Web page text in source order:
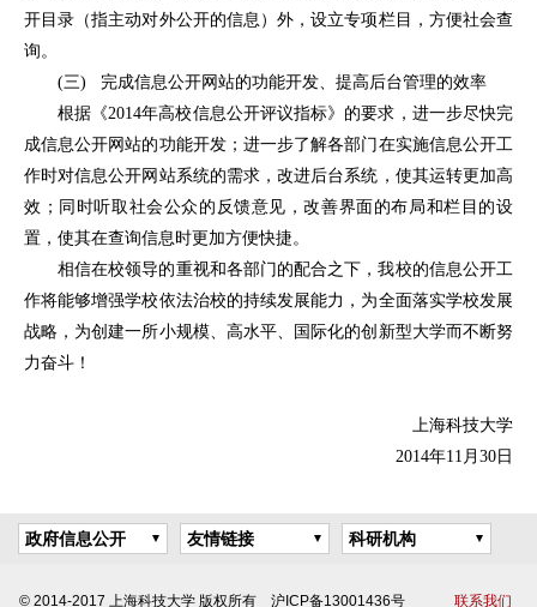
开目录（指主动对外公开的信息）外，设立专项栏目，方便社会查
询。
(三) 完成信息公开网站的功能开发、提高后台管理的效率
根据《2014年高校信息公开评议指标》的要求，进一步尽快完
成信息公开网站的功能开发；进一步了解各部门在实施信息公开工
作时对信息公开网站系统的需求，改进后台系统，使其运转更加高
效；同时听取社会公众的反馈意见，改善界面的布局和栏目的设
置，使其在查询信息时更加方便快捷。
相信在校领导的重视和各部门的配合之下，我校的信息公开工
作将能够增强学校依法治校的持续发展能力，为全面落实学校发展
战略，为创建一所小规模、高水平、国际化的创新型大学而不断努
力奋斗！
上海科技大学
2014年11月30日
政府信息公开 友情链接 科研机构
© 2014-2017 上海科技大学 版权所有 沪ICP备13001436号 联系我们